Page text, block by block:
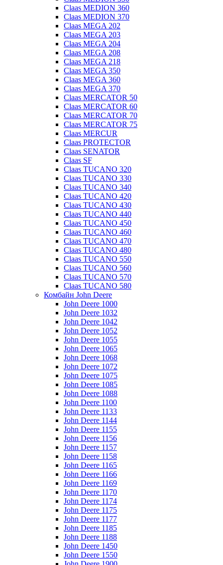
Claas MEDION 360
Claas MEDION 370
Claas MEGA 202
Claas MEGA 203
Claas MEGA 204
Claas MEGA 208
Claas MEGA 218
Claas MEGA 350
Claas MEGA 360
Claas MEGA 370
Claas MERCATOR 50
Claas MERCATOR 60
Claas MERCATOR 70
Claas MERCATOR 75
Claas MERCUR
Claas PROTECTOR
Claas SENATOR
Claas SF
Claas TUCANO 320
Claas TUCANO 330
Claas TUCANO 340
Claas TUCANO 420
Claas TUCANO 430
Claas TUCANO 440
Claas TUCANO 450
Claas TUCANO 460
Claas TUCANO 470
Claas TUCANO 480
Claas TUCANO 550
Claas TUCANO 560
Claas TUCANO 570
Claas TUCANO 580
Комбайн John Deere
John Deere 1000
John Deere 1032
John Deere 1042
John Deere 1052
John Deere 1055
John Deere 1065
John Deere 1068
John Deere 1072
John Deere 1075
John Deere 1085
John Deere 1088
John Deere 1100
John Deere 1133
John Deere 1144
John Deere 1155
John Deere 1156
John Deere 1157
John Deere 1158
John Deere 1165
John Deere 1166
John Deere 1169
John Deere 1170
John Deere 1174
John Deere 1175
John Deere 1177
John Deere 1185
John Deere 1188
John Deere 1450
John Deere 1550